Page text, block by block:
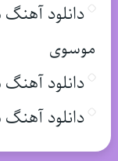
دانلود
موسوی
دانلود
دانلود